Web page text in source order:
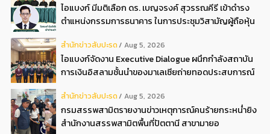
ไอแบงก์ มีมติเลือก ดร. เบญจรงค์ สุวรรณคีรี เข้าดำรง
ตำแหน่งกรรมการธนาคาร ในการประชุมวิสามัญผู้ถือหุ้น
สํานักข่าวสับปะรด Aug 5, 2026
ไอแบงก์จัดงาน Executive Dialogue ผนึกกำลังสถาบัน
การเงินอิสลามชั้นนำของมาเลเซียถ่ายทอดประสบการณ์
อิสลามแห่งอนาคต
สํานักข่าวสับปะรด Aug 5, 2026
กรมสรรพสามิตรายงานข่าวเหตุการณ์คนร้ายกระหน่ำยิง
สำนักงานสรรพสามิตพื้นที่ปัตตานี สาขามายอ